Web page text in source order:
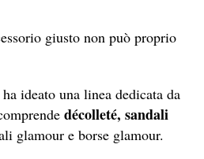
giusto non può proprio
ideato una linea dedicata da
décolleté, sandali
glamour e borse glamour.